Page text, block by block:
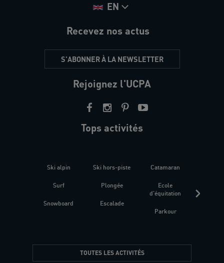
EN
Recevez nos actus
S'ABONNER À LA NEWSLETTER
Rejoignez l'UCPA
Tops activités
Ski alpin
Surf
Snowboard
Ski hors-piste
Plongée
Escalade
Catamaran
Ecole
d'équitation
Parkour
TOUTES LES ACTIVITÉS